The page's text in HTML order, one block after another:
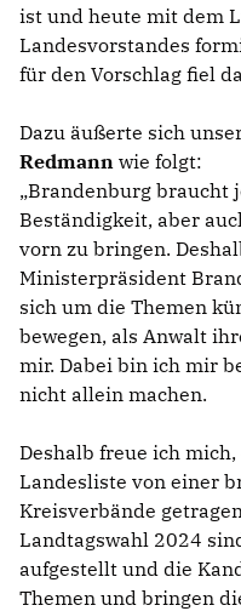
ist und heute mit dem
Landesvorstandes
für den Vorschlag fiel
Dazu äußerte sich
Redmann wie folgt:
Brandenburg braucht
Beständigkeit, aber
vorn zu bringen.
Ministerpräsident
sich um die Themen
bewegen, als Anwalt
mir. Dabei bin ich mir
nicht allein machen.
Deshalb freue ich
Landesliste von einer
Kreisverbände
Landtagswahl 2024
aufgestellt und die
Themen und bringen